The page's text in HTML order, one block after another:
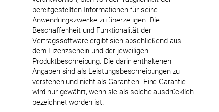
bereitgestellten Informationen für seine
Anwendungszwecke zu überzeugen. Die
Beschaffenheit und Funktionalität der
Vertragssoftware ergibt sich abschließend aus
dem Lizenzschein und der jeweiligen
Produktbeschreibung. Die darin enthaltenen
Angaben sind als Leistungsbeschreibungen zu
verstehen und nicht als Garantien. Eine Garantie
wird nur gewährt, wenn sie als solche ausdrücklich
bezeichnet worden ist.